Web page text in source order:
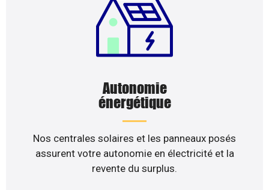
Autonomie
énergétique
Nos centrales solaires et les panneaux posés
assurent votre autonomie en électricité et la
revente du surplus.